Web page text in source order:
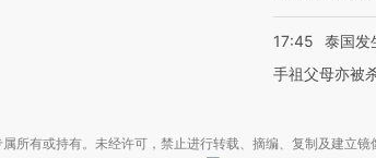
17:45
泰国发
手祖父母亦被
所有或持有。未经许可，禁止进行转载、摘编、复制及建立镜